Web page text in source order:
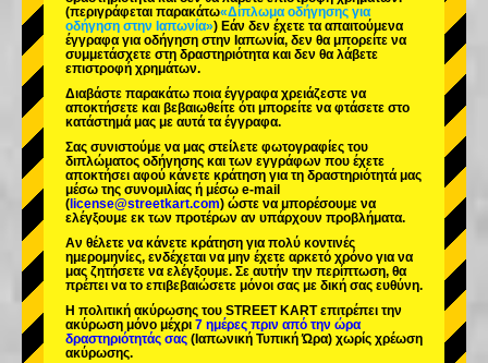
(περιγράφεται παρακάτω«Δίπλωμα οδήγησης για
οδήγηση στην Ιαπωνία») Εάν δεν έχετε τα απαιτούμενα
έγγραφα για οδήγηση στην Ιαπωνία, δεν θα μπορείτε να
συμμετάσχετε στη δραστηριότητα και δεν θα λάβετε
επιστροφή χρημάτων.
Διαβάστε παρακάτω ποια έγγραφα χρειάζεστε να
αποκτήσετε και βεβαιωθείτε ότι μπορείτε να φτάσετε στο
κατάστημά μας με αυτά τα έγγραφα.
Σας συνιστούμε να μας στείλετε φωτογραφίες του
διπλώματος οδήγησης και των εγγράφων που έχετε
αποκτήσει αφού κάνετε κράτηση για τη δραστηριότητά μας
μέσω της συνομιλίας ή μέσω e-mail
( license@streetkart.com) ώστε να μπορέσουμε να
ελέγξουμε εκ των προτέρων αν υπάρχουν προβλήματα.
Αν θέλετε να κάνετε κράτηση για πολύ κοντινές
ημερομηνίες, ενδέχεται να μην έχετε αρκετό χρόνο για να
μας ζητήσετε να ελέγξουμε. Σε αυτήν την περίπτωση, θα
πρέπει να το επιβεβαιώσετε μόνοι σας με δική σας ευθύνη.
Η πολιτική ακύρωσης του STREET KART επιτρέπει την
ακύρωση μόνο μέχρι 7 ημέρες πριν από την ώρα
δραστηριότητάς σας (Ιαπωνική Τυπική Ώρα) χωρίς χρέωση
ακύρωσης.